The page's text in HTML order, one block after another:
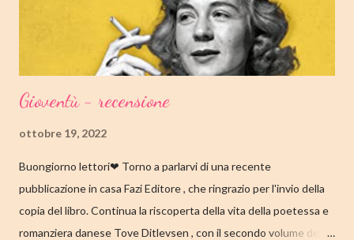
che una sua poesi...
Gioventù - recensione
ottobre 19, 2022
Buongiorno lettori❤ Torno a parlarvi di una recente
pubblicazione in casa Fazi Editore , che ringrazio per l'invio della
copia del libro. Continua la riscoperta della vita della poetessa e
romanziera danese Tove Ditlevsen , con il secondo volume della